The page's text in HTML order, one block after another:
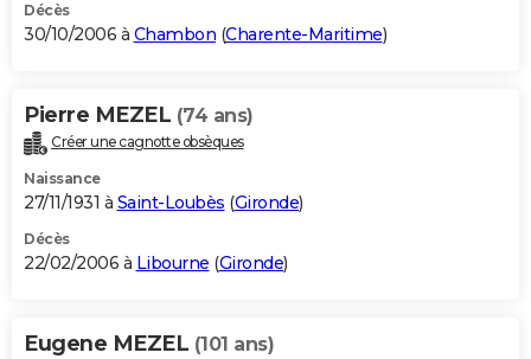
Décès
30/10/2006 à Chambon (Charente-Maritime)
Pierre MEZEL (74 ans)
Créer une cagnotte obsèques
Naissance
27/11/1931 à Saint-Loubès (Gironde)
Décès
22/02/2006 à Libourne (Gironde)
Eugene MEZEL (101 ans)